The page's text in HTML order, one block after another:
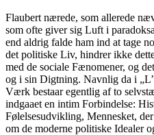
Flaubert nærede, som allerede
som ofte giver sig Luft i
end aldrig falde ham ind at tage
det politiske Liv, hindrer ikke
med de sociale Fænomener, og
og i sin Digtning. Navnlig da i
Værk bestaar egentlig af to
indgaaet en intim Forbindelse:
Følelsesudvikling, Mennesket,
om de moderne politiske Idealer